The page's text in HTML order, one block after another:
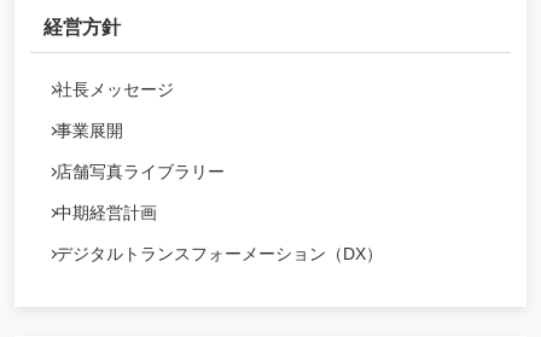
経営方針
社長メッセージ
事業展開
店舗写真ライブラリー
中期経営計画
デジタルトランスフォーメーション（DX）